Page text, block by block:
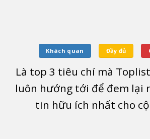
Khách quan Đầy đủ
Là top 3 tiêu chí mà
luôn hướng tới để đem lại
tin hữu ích nhất cho